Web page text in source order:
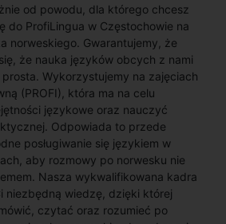
od powodu, dla którego chcesz
do ProfiLingua w Częstochowie na
norweskiego. Gwarantujemy, że
że nauka języków obcych z nami
Wykorzystujemy na zajęciach
(PROFI), która ma na celu
językowe oraz nauczyć
Odpowiada to przede
posługiwanie się językiem w
aby rozmowy po norwesku nie
Nasza wykwalifikowana kadra
niezbędną wiedzę, dzięki której
czytać oraz rozumieć po